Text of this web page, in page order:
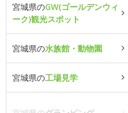
宮城県のGW(ゴールデンウィ
ーク)観光スポット
宮城県の水族館・動物園
宮城県の工場見学